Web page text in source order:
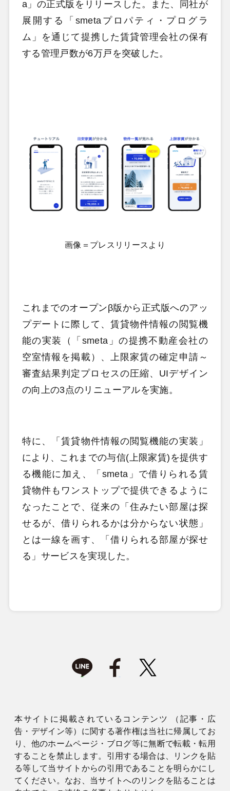
a」の正式版をリリースした。また、同社が
展開する「smetaプロパティ・プログラ
ム」を通じて提携した賃貸管理会社の保有
する管理戸数が6万戸を突破した。
画像＝プレスリリースより
これまでのオープンβ版から正式版へのアッ
プデートに際して、賃貸物件情報の閲覧機
能の実装（「smeta」の提携不動産会社の
空室情報を掲載）、上限家賃の確定申請～
審査結果判定プロセスの圧縮、UIデザイン
の向上の3点のリニューアルを実施。
特に、「賃貸物件情報の閲覧機能の実装」
により、これまでの与信(上限家賃)を提供す
る機能に加え、「smeta」で借りられる賃
貸物件もワンストップで提供できるように
なったことで、従来の「住みたい部屋は探
せるが、借りられるかは分からない状態」
とは一線を画す、「借りられる部屋が探せ
る」サービスを実現した。
本サイトに掲載されているコンテンツ （記事・広
告・デザイン等）に関する著作権は当社に帰属してお
り、他のホームページ・ブログ等に無断で転載・転用
することを禁止します。引用する場合は、リンクを貼
る等して当サイトからの引用であることを明らかにし
てください。なお、当サイトへのリンクを貼ることは